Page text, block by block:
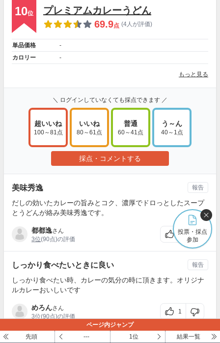
10位
プレミアムカレーうどん
69.9点 (4人が評価)
単品価格
-
カロリー
-
もっと見る
＼ ログインしていなくても採点できます ／
超いいね
100～81点
いいね
80～61点
普通
60～41点
う～ん
40～1点
採点・コメントする
美味秀逸
だしの効いたカレーの旨みとコク、濃厚でドロっとしたスープ
とうどんが絡み美味秀逸です。
都都逸さん
3位(90点)の評価
1
報告
しっかり食べたいときに良い
しっかり食べたい時、カレーの気分の時に頂きます。オリジナ
ルカレーおいしいです
めろんさん
3位(90点)の評価
1
報告
投票・採点
参加
ページ内ジャンプ
先頭
--- 1位 結果一覧